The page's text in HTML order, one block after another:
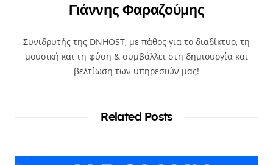
Γιάννης Φαραζούμης
Συνιδρυτής της DNHOST, με πάθος για το διαδίκτυο, τη
μουσική και τη φύση & συμβάλλει στη δημιουργία και
βελτίωση των υπηρεσιών μας!
Related Posts